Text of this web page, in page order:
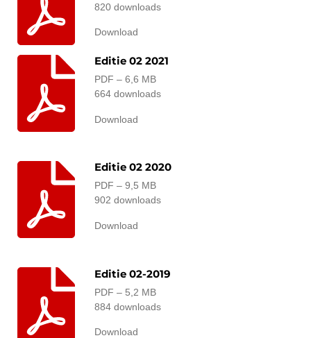
820 downloads
Download
Editie 02 2021
PDF – 6,6 MB
664 downloads
Download
Editie 02 2020
PDF – 9,5 MB
902 downloads
Download
Editie 02-2019
PDF – 5,2 MB
884 downloads
Download